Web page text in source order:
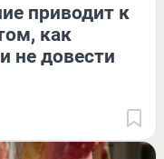
приводит к
как
не довести